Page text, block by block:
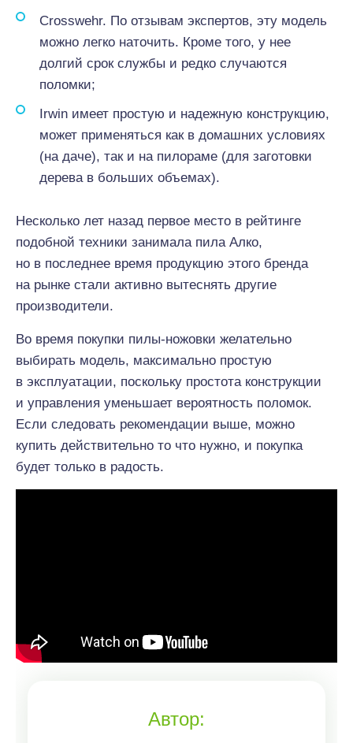
Crosswehr. По отзывам экспертов, эту модель
можно легко наточить. Кроме того, у нее
долгий срок службы и редко случаются
поломки;
Irwin имеет простую и надежную конструкцию,
может применяться как в домашних условиях
(на даче), так и на пилораме (для заготовки
дерева в больших объемах).
Несколько лет назад первое место в рейтинге
подобной техники занимала пила Алко,
но в последнее время продукцию этого бренда
на рынке стали активно вытеснять другие
производители.
Во время покупки пилы-ножовки желательно
выбирать модель, максимально простую
в эксплуатации, поскольку простота конструкции
и управления уменьшает вероятность поломок.
Если следовать рекомендации выше, можно
купить действительно то что нужно, и покупка
будет только в радость.
Автор: